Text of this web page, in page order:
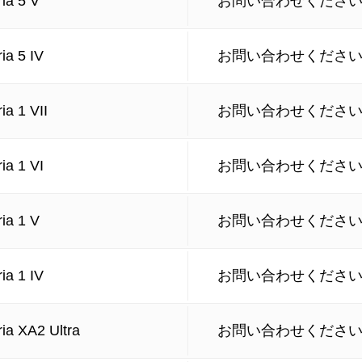
5 IV お問い合わせくださ
1 VII お問い合わせくださ
1 VI お問い合わせくださ
1 V お問い合わせくださ
1 IV お問い合わせくださ
XA2 Ultra お問い合わせくださ